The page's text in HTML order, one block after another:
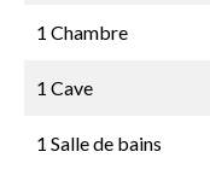
1 Chambre
1 Cave
1 Salle de bains